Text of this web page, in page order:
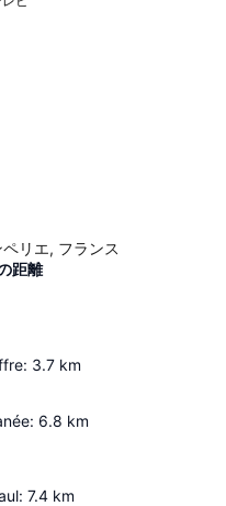
リエ, フランス
距離
: 3.7 km
: 6.8 km
: 7.4 km